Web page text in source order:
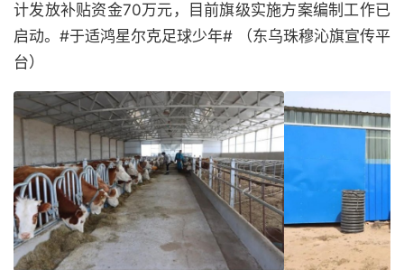
计发放补贴资金70万元，目前旗级实施方案编制工作已
启动。#于适鸿星尔克足球少年# （东乌珠穆沁旗宣传平
台）